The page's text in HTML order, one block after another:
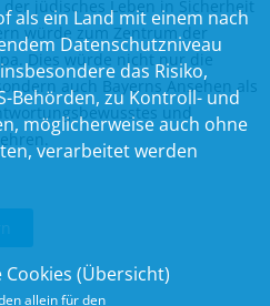
jüdisches Leben in Sicherheit
würde zum Zentrum der
Dies würde nicht nur die
auch Bayerns Ansehen als
und
als ein Land mit einem nach
Datenschutzniveau
das Risiko,
Behörden, zu Kontroll- und
möglicherweise auch ohne
verarbeitet werden
(Übersicht)
allein für den